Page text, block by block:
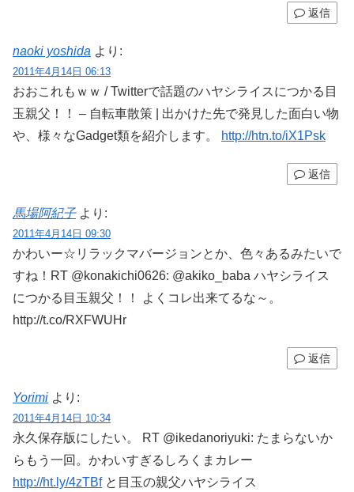
返信
naoki yoshida より:
2011年4月14日 06:13
おおこれもｗｗ / Twitterで話題のハヤシライスにつかる目
玉親父！！ – 自転車散策 | 出かけた先で発見した面白い物
や、様々なGadget類を紹介します。
http://htn.to/iX1Psk
返信
馬場阿紀子 より:
2011年4月14日 09:30
かわいー☆リラックマバージョンとか、色々あるみたいで
すね！RT @konakichi0626: @akiko_baba ハヤシライス
につかる目玉親父！！ よくコレ出来てるな～。
http://t.co/RXFWUHr
返信
Yorimi より:
2011年4月14日 10:34
永久保存版にしたい。 RT @ikedanoriyuki: たまらないか
らもう一回。かわいすぎるしろくまカレー
http://ht.ly/4zTBfと目玉の親父ハヤシライス